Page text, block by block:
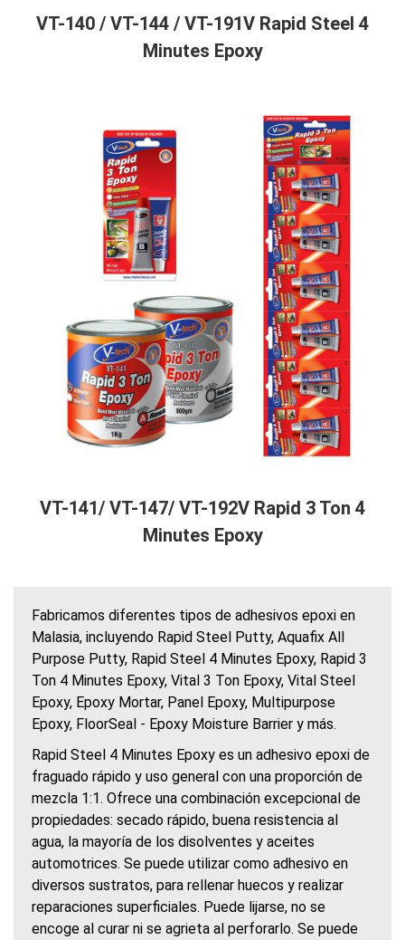
VT-140 / VT-144 / VT-191V Rapid Steel 4
Minutes Epoxy
VT-141/ VT-147/ VT-192V Rapid 3 Ton 4
Minutes Epoxy
Fabricamos diferentes tipos de adhesivos epoxi en
Malasia, incluyendo Rapid Steel Putty, Aquafix All
Purpose Putty, Rapid Steel 4 Minutes Epoxy, Rapid 3
Ton 4 Minutes Epoxy, Vital 3 Ton Epoxy, Vital Steel
Epoxy, Epoxy Mortar, Panel Epoxy, Multipurpose
Epoxy, FloorSeal - Epoxy Moisture Barrier y más.
Rapid Steel 4 Minutes Epoxy es un adhesivo epoxi de
fraguado rápido y uso general con una proporción de
mezcla 1:1. Ofrece una combinación excepcional de
propiedades: secado rápido, buena resistencia al
agua, la mayoría de los disolventes y aceites
automotrices. Se puede utilizar como adhesivo en
diversos sustratos, para rellenar huecos y realizar
reparaciones superficiales. Puede lijarse, no se
encoge al curar ni se agrieta al perforarlo. Se puede